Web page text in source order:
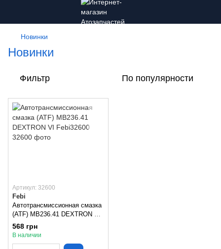
Новинки
Новинки
Фильтр По популярности
Артикул: 32600
Febi
Автотрансмиссионная смазка
(ATF) MB236.41 DEXTRON VI
Febi32600
568 грн
В наличии